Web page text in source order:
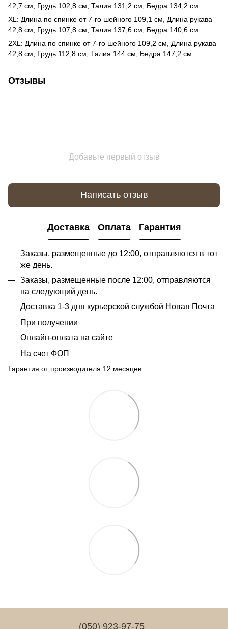
42,7 см, Грудь 102,8 см, Талия 131,2 см, Бедра 134,2 см.
XL: Длина по спинке от 7-го шейного 109,1 см, Длина рукава
42,8 см, Грудь 107,8 см, Талия 137,6 см, Бедра 140,6 см.
2XL: Длина по спинке от 7-го шейного 109,2 см, Длина рукава
42,8 см, Грудь 112,8 см, Талия 144 см, Бедра 147,2 см.
Отзывы
Добавьте первый отзыв
Написать отзыв
Доставка Оплата Гарантия
Заказы, размещенные до 12:00, отправляются в тот
же день.
Заказы, размещенные после 12:00, отправляются
на следующий день.
Доставка 1-3 дня курьерской службой Новая Почта
При получении
Онлайн-оплата на сайте
На счет ФОП
Гарантия от производителя 12 месяцев
(050) 923-97-75